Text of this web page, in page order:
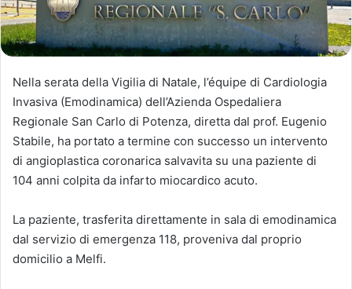
Nella serata della Vigilia di Natale, l’équipe di Cardiologia
Invasiva (Emodinamica) dell’Azienda Ospedaliera
Regionale San Carlo di Potenza, diretta dal prof. Eugenio
Stabile, ha portato a termine con successo un intervento
di angioplastica coronarica salvavita su una paziente di
104 anni colpita da infarto miocardico acuto.
La paziente, trasferita direttamente in sala di emodinamica
dal servizio di emergenza 118, proveniva dal proprio
domicilio a Melfi.